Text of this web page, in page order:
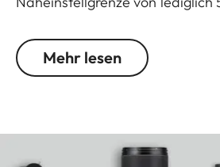
dieses im leichten Weitwinkel
harmonische Bokeh sorgen für
modernste Technologie
einzigartige optische Leistung,
Mehr lesen